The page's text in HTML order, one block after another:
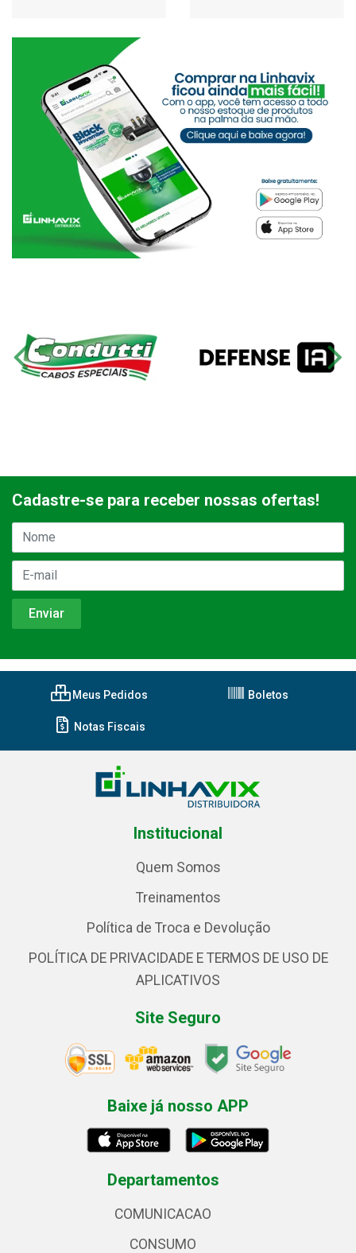
Cadastre-se para receber nossas ofertas!
Meus Pedidos Boletos
Notas Fiscais
Institucional
Quem Somos
Treinamentos
Política de Troca e Devolução
POLÍTICA DE PRIVACIDADE E TERMOS DE USO DE
APLICATIVOS
Site Seguro
Baixe já nosso APP
Departamentos
COMUNICACAO
CONSUMO